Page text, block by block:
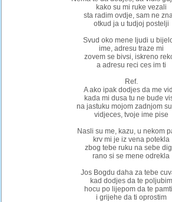
kako su mi ruke vezali
sta radim ovdje, sam ne
otkud ja u tudjoj postelji
Svud oko mene ljudi u
ime, adresu traze mi
zovem se bivsi, iskreno
a adresu reci ces im ti
Ref.
A ako ipak dodjes da me
kada mi dusa tu ne bude
na jastuku mojom zadnjom
vidjeces, tvoje ime pise
Nasli su me, kazu, u nekom
krv mi je iz vena potekla
zbog tebe ruku na sebe
rano si se mene odrekla
Jos Bogdu daha za tebe
kad dodjes da te poljubim
hocu po lijepom da te
i grijehe da ti oprostim